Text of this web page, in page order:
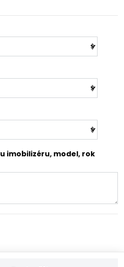
imobilizéru, model, rok